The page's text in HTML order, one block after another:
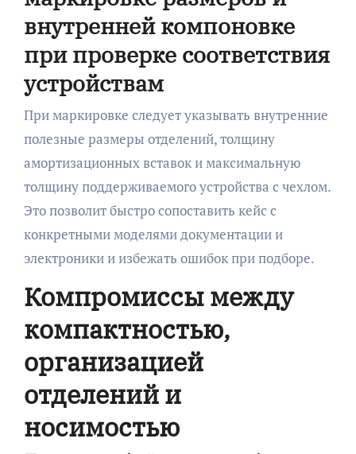
внутренней компоновке
при проверке соответствия
устройствам
При маркировке следует указывать внутренние
полезные размеры отделений, толщину
амортизационных вставок и максимальную
толщину поддерживаемого устройства с чехлом.
Это позволит быстро сопоставить кейс с
конкретными моделями документации и
электроники и избежать ошибок при подборе.
Компромиссы между
компактностью,
организацией
отделений и
носимостью